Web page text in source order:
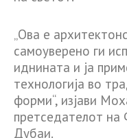
„Ова е
самоуверено ги
иднината и ја
технологија во
форми“, изјави
претседателот на
Дубаи.